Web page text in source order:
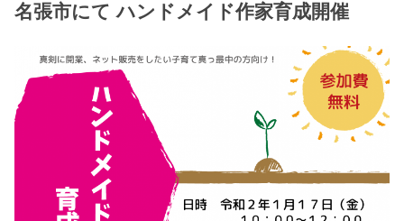
名張市にて ハンドメイド作家育成開催